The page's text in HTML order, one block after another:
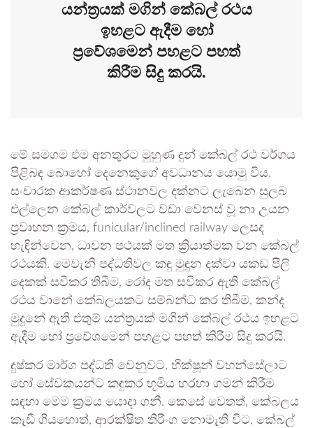
යන්ත්‍රයක් මගින් කේබල් රථය
ඉහළට ඇදීම හෝ
ප්‍රවේශමෙන් පහළට පහත්
කිරීම සිදු කරයි.
මේ සමගම එම අනතුරට මුහුණ දුන් කේබල් රථ වර්ගය
පිළිබඳ බොහෝ දෙනෙකුගේ අවධානය යොමු විය.
සංචාරක ආකර්ෂණ ස්ථානවල දක්නට ලැබෙන සුලබ
එල්ලෙන කේබල් කාර්වලට වඩා වෙනස් වූ නා උයන
ප්‍රවාහන ක්‍රමය, funicular/inclined railway ලෙසද
හැඳින්වෙන, ධාවන පථයක් මත ක්‍රියාත්මක වන කේබල්
රථයකි. මෙවැනි පද්ධතිවල කඳු මුඳුන දක්වා යකඩ පීලි
දෙකක් සවිකර තිබීම, රෝද මත සවිකර ඇති කේබල්
රථය වානේ කේබලයකට සම්බන්ධ කර තිබීම, කන්ද
මුදුනේ ඇති එතුම් යන්ත්‍රයක් මගින් කේබල් රථය ඉහළට
ඇදීම හෝ ප්‍රවේශමෙන් පහළට පහත් කිරීම සිදු කරයි.
දුෂ්කර මාර්ග පද්ධති වෙනුවට, භික්ෂූන් වහන්සේලාට
හෝ සේවකයන්ට කඳුකර භූමිය හරහා ගමන් කිරීම
සඳහා මෙම ක්‍රමය යොදා ගනී. කෙසේ වෙතත්, කේබලය
කැඩී ගියහොත්, ආරක්ෂිත තිරිංග නොමැති විට, කේබල්